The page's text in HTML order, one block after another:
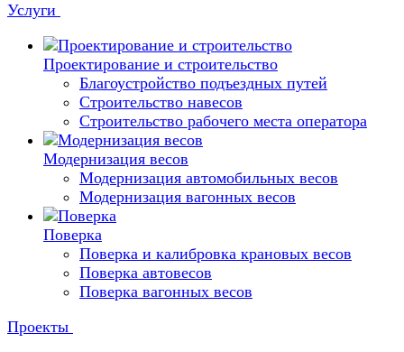
Услуги
Проектирование и строительство
Благоустройство подъездных путей
Строительство навесов
Строительство рабочего места оператора
Модернизация весов
Модернизация автомобильных весов
Модернизация вагонных весов
Поверка
Поверка и калибровка крановых весов
Поверка автовесов
Поверка вагонных весов
Проекты